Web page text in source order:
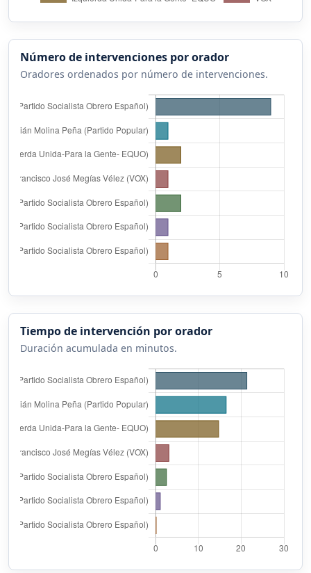
Número de intervenciones por orador
Oradores ordenados por número de intervenciones.
Tiempo de intervención por orador
Duración acumulada en minutos.